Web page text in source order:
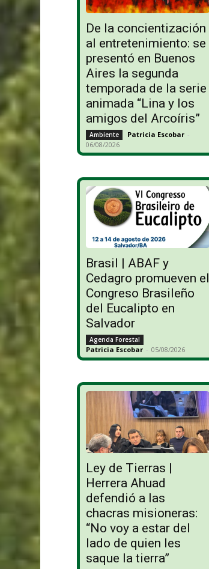
De la concientización
al entretenimiento: se
presentó en Buenos
Aires la segunda
temporada de la serie
animada “Lina y los
amigos del Arcoíris”
Ambiente Patricia Escobar -
06/08/2026
Brasil | ABAF y
Cedagro promueven el
Congreso Brasileño
del Eucalipto en
Salvador
Agenda Forestal
Patricia Escobar - 05/08/2026
Ley de Tierras |
Herrera Ahuad
defendió a las
chacras misioneras:
“No voy a estar del
lado de quien les
saque la tierra”